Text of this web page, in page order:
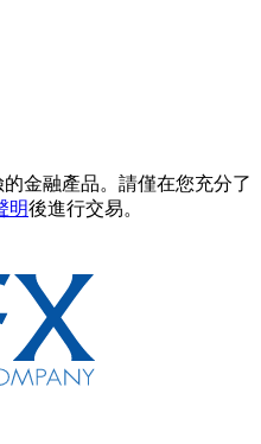
金融產品。請僅在您充分了
明後進行交易。